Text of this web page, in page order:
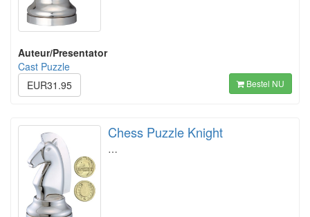
Auteur/Presentator
Cast Puzzle
EUR31.95
Bestel NU
Chess Puzzle Knight
…